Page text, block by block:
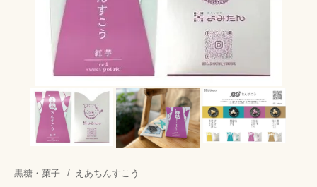
黒糖・菓子 / えあちんすこう